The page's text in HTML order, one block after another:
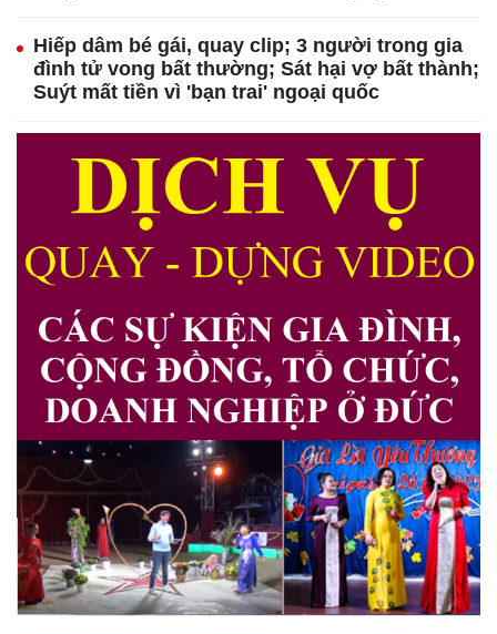
Hiếp dâm bé gái, quay clip; 3 người trong gia
đình tử vong bất thường; Sát hại vợ bất thành;
Suýt mất tiền vì 'bạn trai' ngoại quốc